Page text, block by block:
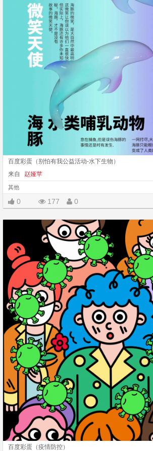
百度彩蛋（别怕有我公益活动-水下生物）
来自
赵娅苹
其他
0 177 0
百度彩蛋（疫情防控）